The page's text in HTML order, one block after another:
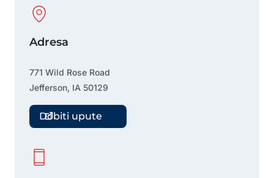
Physical Location
Adresa
771 Wild Rose Road
Jefferson, IA 50129
Dobiti upute